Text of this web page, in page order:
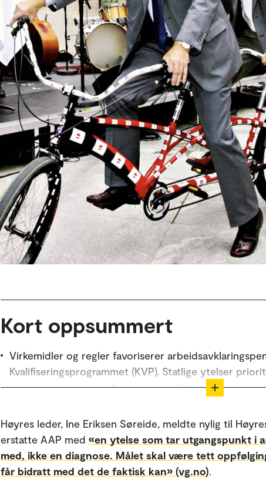
Kort oppsummert
Virkemidler og regler favoriserer
Kvalifiseringsprogrammet (KVP). Statlige ytelser
aktivitetskrav og er ofte eneste mulighet for unge
gjør at flere unge ender på helserelaterte ytelser.
Hovedproblemet er virkemidlene, ikke NAV-
krevende å avgjøre riktige ytelser og tiltak,
mange unge holdes utenfor arbeid.
Høyres leder, Ine Eriksen Søreide, meldte nylig til
erstatte AAP med «en ytelse som tar utgangspunkt i
med, ikke en diagnose. Målet skal være tett
får bidratt med det de faktisk kan» (vg.no).